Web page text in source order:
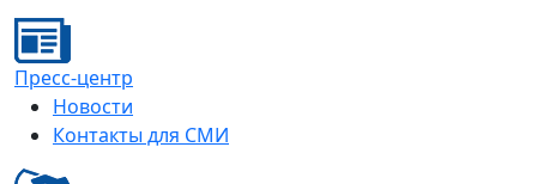
Пресс-центр
Новости
Контакты для СМИ